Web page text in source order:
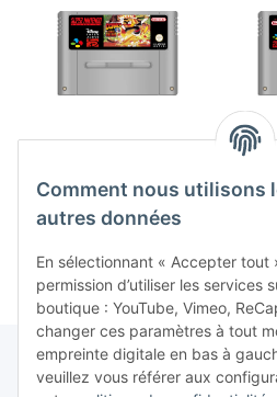
Comment nous utilisons
autres données
En sélectionnant « Accepter tout
permission d’utiliser les services
boutique : YouTube, Vimeo,
changer ces paramètres à tout
empreinte digitale en bas à
veuillez vous référer aux
Donald Duck in Maui
(très bon état) - Super
Nintendo (SNES)
39,99 €*